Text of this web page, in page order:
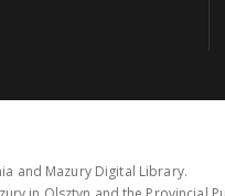
and Mazury Digital Library.